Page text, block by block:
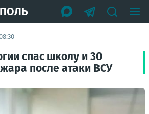
спас школу и 30
после атаки ВСУ